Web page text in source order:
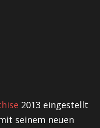
2013 eingestellt
seinem neuen